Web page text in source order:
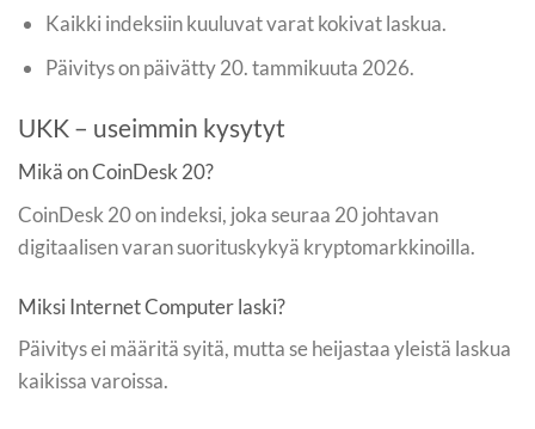
Kaikki indeksiin kuuluvat varat kokivat laskua.
Päivitys on päivätty 20. tammikuuta 2026.
UKK – useimmin kysytyt
Mikä on CoinDesk 20?
CoinDesk 20 on indeksi, joka seuraa 20 johtavan
digitaalisen varan suorituskykyä kryptomarkkinoilla.
Miksi Internet Computer laski?
Päivitys ei määritä syitä, mutta se heijastaa yleistä laskua
kaikissa varoissa.